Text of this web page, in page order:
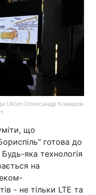
Uklon Олександр Комаров
що
готова до
яка технологія
на
- не тільки LTE та